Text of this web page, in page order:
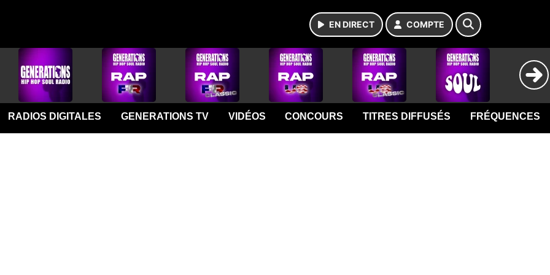
EN DIRECT COMPTE
RADIOS DIGITALES GENERATIONS TV VIDÉOS CONCOURS TITRES DIFFUSÉS FRÉQUENCES